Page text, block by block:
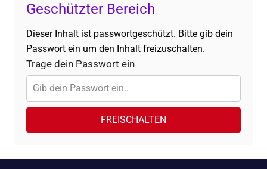
Geschützter Bereich
Dieser Inhalt ist passwortgeschützt. Bitte gib dein
Passwort ein um den Inhalt freizuschalten.
Trage dein Passwort ein
FREISCHALTEN